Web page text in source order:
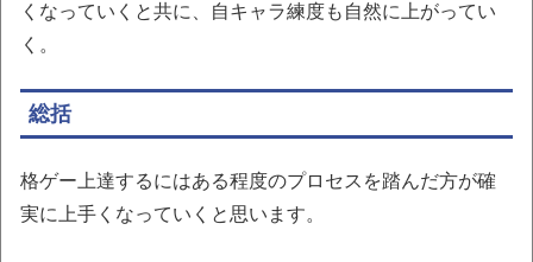
くなっていくと共に、自キャラ練度も自然に上がってい
く。
総括
格ゲー上達するにはある程度のプロセスを踏んだ方が確
実に上手くなっていくと思います。